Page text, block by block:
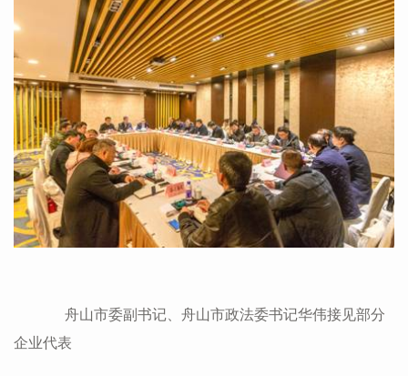
舟山市委副书记、舟山市政法委书记华伟接见部分
企业代表